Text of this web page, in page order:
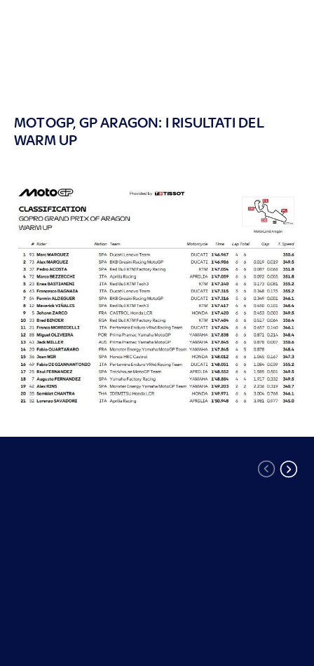
MOTOGP, GP ARAGON: I RISULTATI DEL
WARM UP